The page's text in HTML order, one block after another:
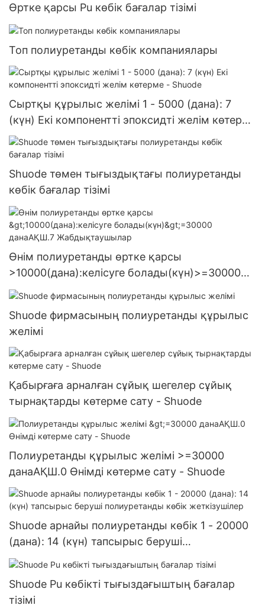
Өртке қарсы Pu көбік бағалар тізімі
Топ полиуретанды көбік компаниялары
Сыртқы құрылыс желімі 1 - 5000 (дана): 7
(күн) Екі компонентті эпоксидті желім көтерме
- Shuode
Shuode төмен тығыздықтағы полиуретанды
көбік бағалар тізімі
Өнім полиуретанды өртке қарсы
>10000(дана):келісуге болады(күн)>=30000
данаАҚШ.7 Жабдықтаушылар
Shuode фирмасының полиуретанды құрылыс
желімі
Қабырғаға арналған сұйық шегелер сұйық
тырнақтарды көтерме сату - Shuode
Полиуретанды құрылыс желімі >=30000
данаАҚШ.0 Өнімді көтерме сату - Shuode
Shuode арнайы полиуретанды көбік 1 - 20000
(дана): 14 (күн) тапсырыс беруші
полиуретанды көбік жеткізушілер
Shuode Pu көбікті тығыздағыштың бағалар
тізімі